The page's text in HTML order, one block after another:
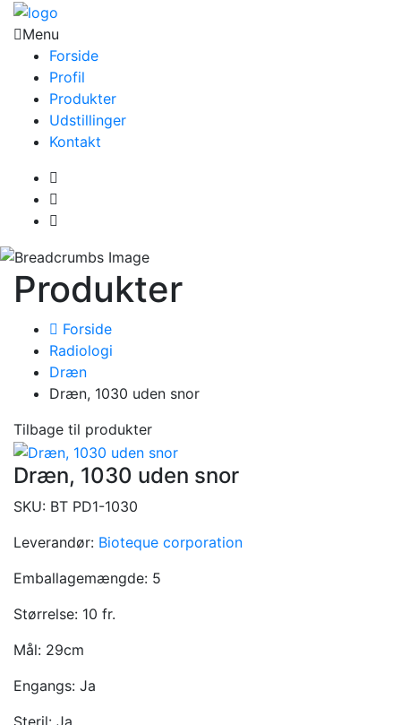
Menu
Forside
Profil
Produkter
Udstillinger
Kontakt
Produkter
Forside
Radiologi
Dræn
Dræn, 1030 uden snor
Tilbage til produkter
Dræn, 1030 uden snor
SKU: BT PD1-1030
Leverandør: Bioteque corporation
Emballagemængde: 5
Størrelse: 10 fr.
Mål: 29cm
Engangs: Ja
Steril: Ja